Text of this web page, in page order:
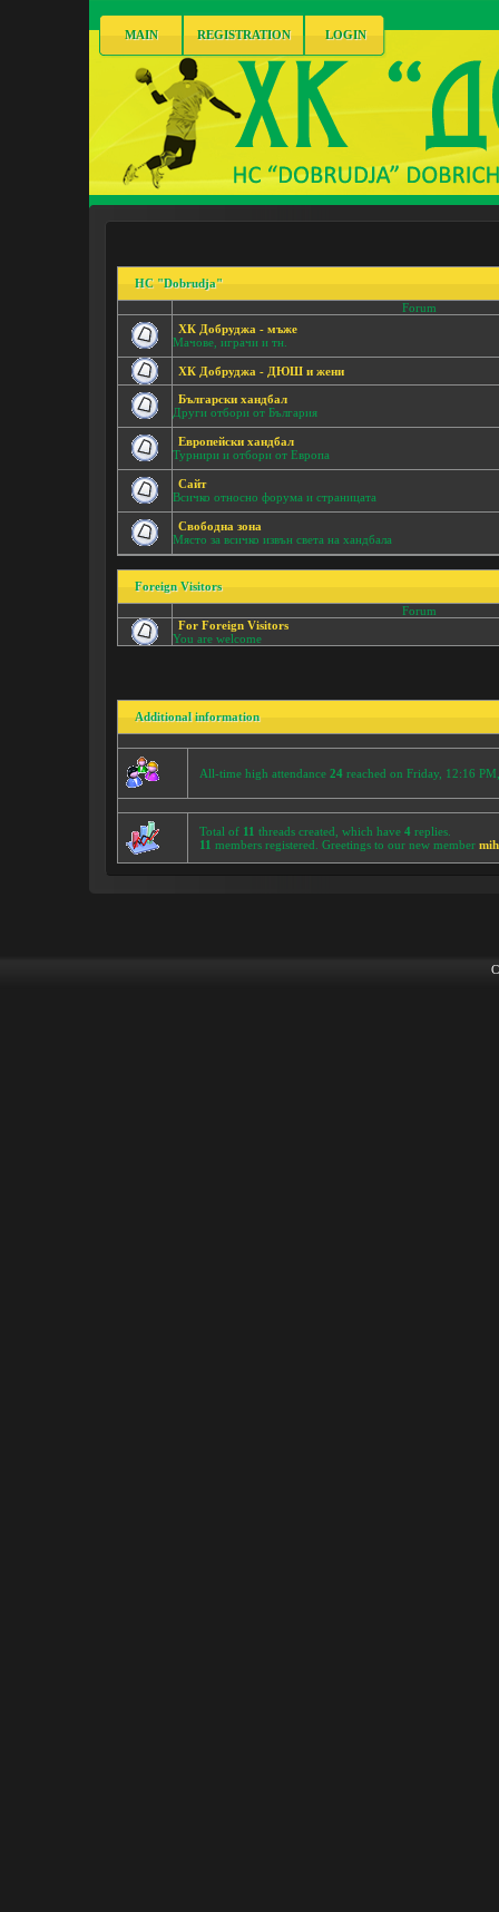
MAIN REGISTRATION LOGIN
HC "Dobrudja"
Forum
ХК Добруджа - мъже
Мачове, играчи и тн.
ХК Добруджа - ДЮШ и жени
Български хандбал
Други отбори от България
Европейски хандбал
Турнири и отбори от Европа
Сайт
Всичко относно форума и страницата
Свободна зона
Място за всичко извън света на хандбала
Foreign Visitors
Forum
For Foreign Visitors
You are welcome
Additional information
All-time high attendance 24 reached on Friday, 12:16
Total of 11 threads created, which have 4 replies.
11 members registered. Greetings to our new member